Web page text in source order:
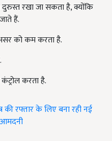
रखा जा सकता है, क्योंकि
हैं.
को कम करता है.
करता है.
की रफ्तार के लिए बना रही नई